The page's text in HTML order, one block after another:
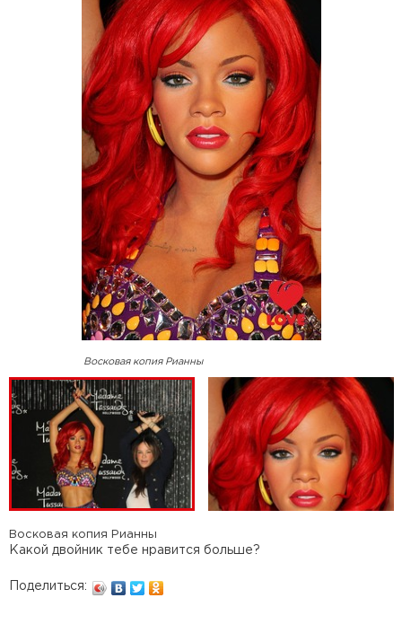
Восковая копия Рианны
Восковая копия Рианны
Какой двойник тебе нравится больше?
Поделиться: